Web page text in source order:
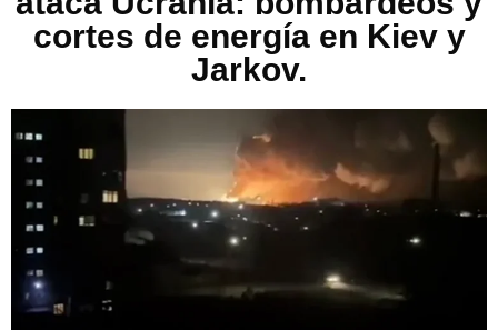
cortes de energía en Kiev y
Jarkov.